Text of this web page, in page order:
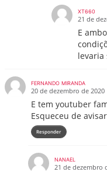
XT660
21 de
E
levaria
FERNANDO MIRANDA
20 de dezembro de 2020
E tem youtuber
Esqueceu de
Responder
NANAEL
21 de dezembro